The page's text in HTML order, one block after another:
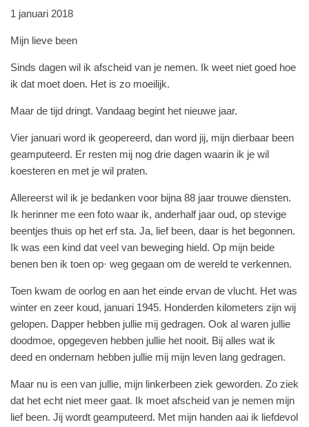
1 januari 2018
Mijn lieve been
Sinds dagen wil ik afscheid van je nemen. Ik weet niet goed hoe
ik dat moet doen. Het is zo moeilijk.
Maar de tijd dringt. Vandaag begint het nieuwe jaar.
Vier januari word ik geopereerd, dan word jij, mijn dierbaar been
geamputeerd. Er resten mij nog drie dagen waarin ik je wil
koesteren en met je wil praten.
Allereerst wil ik je bedanken voor bijna 88 jaar trouwe diensten.
Ik herinner me een foto waar ik, anderhalf jaar oud, op stevige
beentjes thuis op het erf sta. Ja, lief been, daar is het begonnen.
Ik was een kind dat veel van beweging hield. Op mijn beide
benen ben ik toen op· weg gegaan om de wereld te verkennen.
Toen kwam de oorlog en aan het einde ervan de vlucht. Het was
winter en zeer koud, januari 1945. Honderden kilometers zijn wij
gelopen. Dapper hebben jullie mij gedragen. Ook al waren jullie
doodmoe, opgegeven hebben jullie het nooit. Bij alles wat ik
deed en ondernam hebben jullie mij mijn leven lang gedragen.
Maar nu is een van jullie, mijn linkerbeen ziek geworden. Zo ziek
dat het echt niet meer gaat. Ik moet afscheid van je nemen mijn
lief been. Jij wordt geamputeerd. Met mijn handen aai ik liefdevol